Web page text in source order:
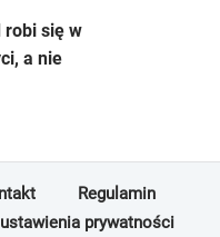
robi się w
a nie
Regulamin
prywatności